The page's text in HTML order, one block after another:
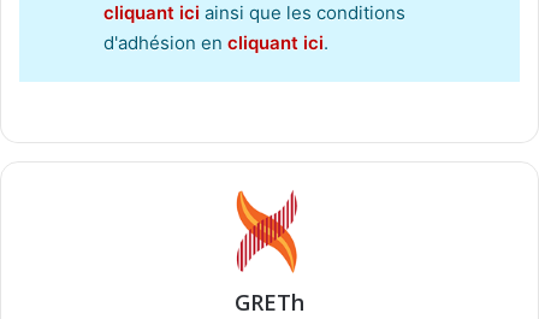
cliquant ici ainsi que les conditions
d'adhésion en cliquant ici.
GRETh